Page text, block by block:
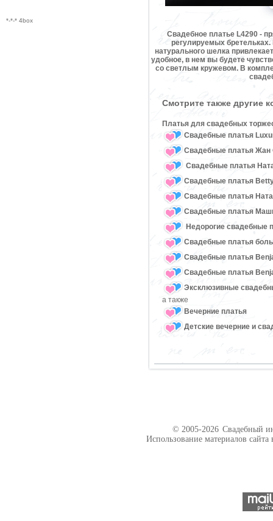
*-*-* 4box
Свадебное платье L4290 -
регулируемых
натурального шелка
удобное, в нем вы будете
со светлым кружевом. В
Смотрите также другие
Платья для свадебных
Свадебные платья
Свадебные платья Жан
Свадебные платья
Свадебные платья
Свадебные платья
Свадебные платья
Недорогие свадебные
Свадебные платья
Свадебные платья
Свадебные платья
Эксклюзивные
а также
Вечерние платья
Детские вечерние и
© 2005-2026 Свадебный
Использование материалов